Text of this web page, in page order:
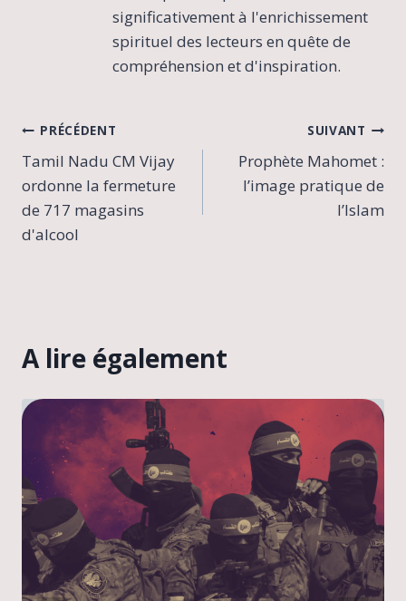
significativement à l'enrichissement
spirituel des lecteurs en quête de
compréhension et d'inspiration.
Navigation
de
l’article
PRÉCÉDENT
Tamil Nadu CM Vijay
ordonne la fermeture
de 717 magasins
d'alcool
SUIVANT
Prophète Mahomet :
l’image pratique de
l’Islam
A lire également